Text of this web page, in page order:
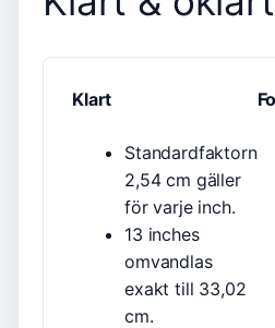
Klart
Standardfaktorn
2,54 cm gäller
för varje inch.
13 inches
omvandlas
exakt till 33,02
cm.